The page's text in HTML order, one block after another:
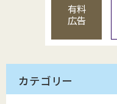
有料
広告
カテゴリー